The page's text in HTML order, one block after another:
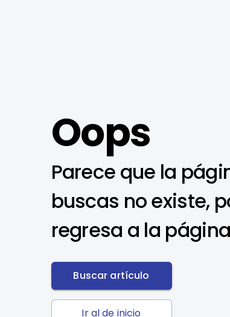
Oops
Parece que la
buscas no existe,
regresa a la
Buscar artículo
Ir al de inicio